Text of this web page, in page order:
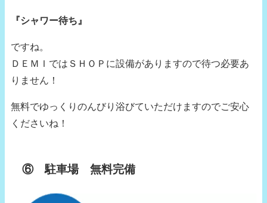
『シャワー待ち』
ですね。
ＤＥＭＩではＳＨＯＰに設備がありますので待つ必要あ
りません！
無料でゆっくりのんびり浴びていただけますのでご安心
くださいね！
⑥ 駐車場 無料完備